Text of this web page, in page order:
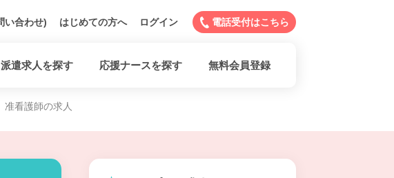
い合わせ) はじめての方へ ログイン 電話受付はこちら
派遣求人を探す 応援ナースを探す 無料会員登録
准看護師の求人